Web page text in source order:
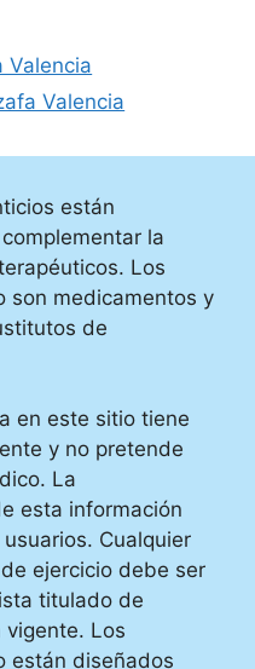
Valencia
Valencia
están
la
Los
son medicamentos y
de
en este sitio tiene
y no pretende
La
esta información
Cualquier
ejercicio debe ser
titulado de
vigente. Los
están diseñados